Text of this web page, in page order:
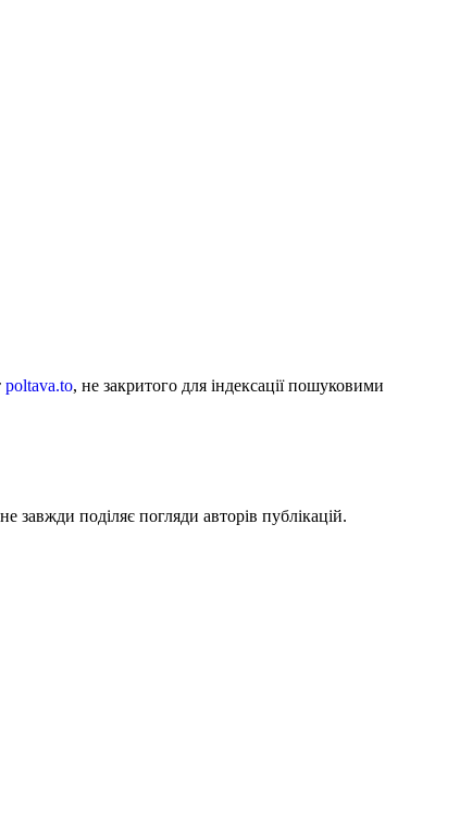
poltava.to, не закритого для індексації пошуковими
завжди поділяє погляди авторів публікацій.